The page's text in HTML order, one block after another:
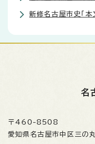
新修名古屋市史「本
名
〒460-8508
愛知県名古屋市中区三の